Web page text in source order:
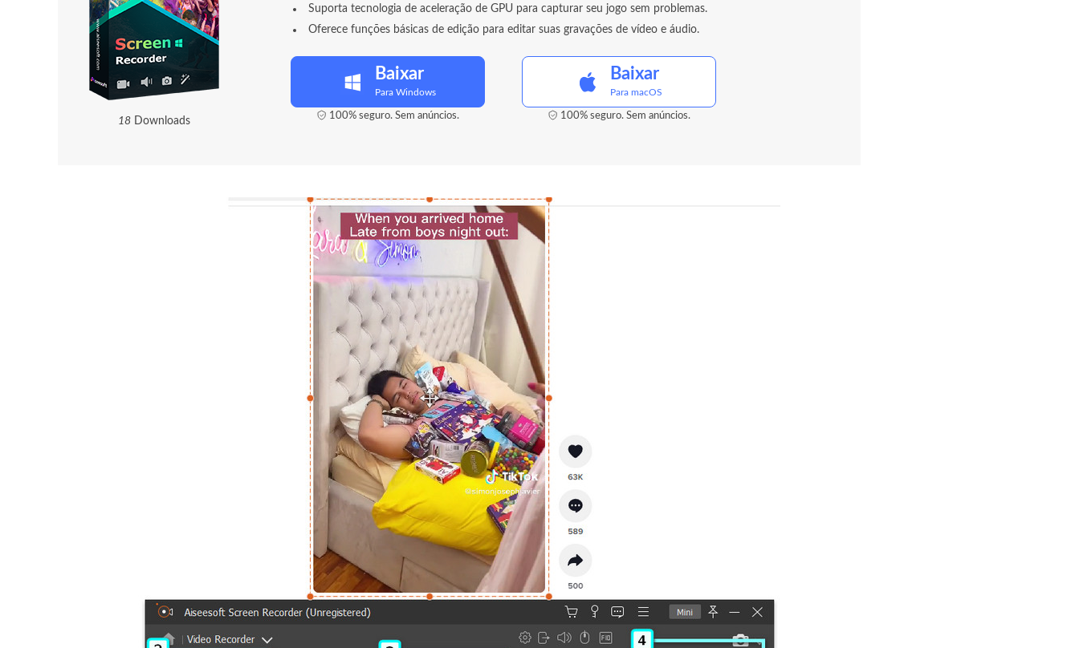
23 Downloads
Suporta tecnologia de aceleração de GPU para capturar seu jogo sem problemas.
Oferece funções básicas de edição para editar suas gravações de vídeo e áudio.
Baixar
Para Windows
100% seguro. Sem anúncios.
Baixar
Para macOS
100% seguro. Sem anúncios.